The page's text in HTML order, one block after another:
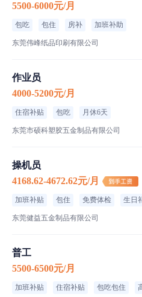
食宿介绍
伙食标准
住宿标准
工厂信息
200-500人｜私营·民营企
刘黄工业三路1号101室
5500-6000元/月
包吃 包住 房补 加班补助
东莞伟峰纸品印刷有限公司
作业员
4000-5200元/月
住宿补贴 包吃 月休6天
东莞市硕科塑胶五金制品有限公司
操机员
4168.62-4672.62元/月
加班补贴 包住 免费体检 生日
东莞健益五金制品有限公司
普工
5500-6500元/月
加班补贴 住宿补贴 包吃包住